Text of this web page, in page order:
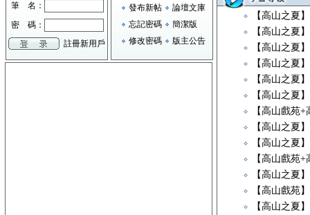
筆 名：
密 碼：
註冊新用戶
發布新帖
論壇文庫
忘記密碼
簡潔版
修改密碼
版主公告
【高山之夏
【高山之夏
【高山之夏
【高山之夏
【高山之夏
【高山之夏
【高山戲苑
【高山之夏
【高山之夏
【高山戲苑
【高山之夏
【高山戲苑
【高山之夏